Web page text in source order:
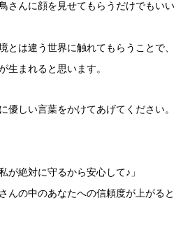
さんに顔を見せてもらうだけでもいい
とは違う世界に触れてもらうことで、
生まれると思います。
優しい言葉をかけてあげてください。
が絶対に守るから安心して♪」
んの中のあなたへの信頼度が上がると